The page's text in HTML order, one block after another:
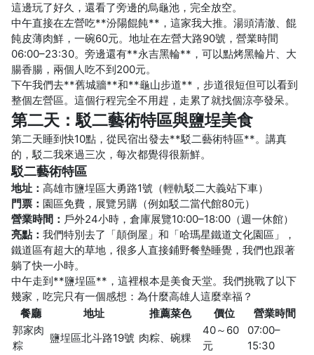
這邊玩了好久，還看了旁邊的烏龜池，完全放空。
中午直接在左營吃**汾陽餛飩**，這家我大推。湯頭清澈、餛
飩皮薄肉鮮，一碗60元。地址在左營大路90號，營業時間
06:00–23:30。旁邊還有**永吉黑輪**，可以點烤黑輪片、大
腸香腸，兩個人吃不到200元。
下午我們去**舊城牆**和**龜山步道**，步道很短但可以看到
整個左營區。這個行程完全不用趕，走累了就找個涼亭發呆。
第二天：駁二藝術特區與鹽埕美食
第二天睡到快10點，從民宿出發去**駁二藝術特區**。講真
的，駁二我來過三次，每次都覺得很新鮮。
駁二藝術特區
地址： 高雄市鹽埕區大勇路1號（輕軌駁二大義站下車）
門票： 園區免費，展覽另購（例如駁二當代館80元）
營業時間： 戶外24小時，倉庫展覽10:00–18:00（週一休館）
亮點： 我們特別去了「顛倒屋」和「哈瑪星鐵道文化園區」，
鐵道區有超大的草地，很多人直接鋪野餐墊睡覺，我們也跟著
躺了快一小時。
中午走到**鹽埕區**，這裡根本是美食天堂。我們挑戰了以下
幾家，吃完只有一個感想：為什麼高雄人這麼幸福？
餐廳
地址 推薦菜色 價位
營業時間
郭家肉
粽
鹽埕區北斗路19號 肉粽、碗粿
40～60
元
07:00–
15:30